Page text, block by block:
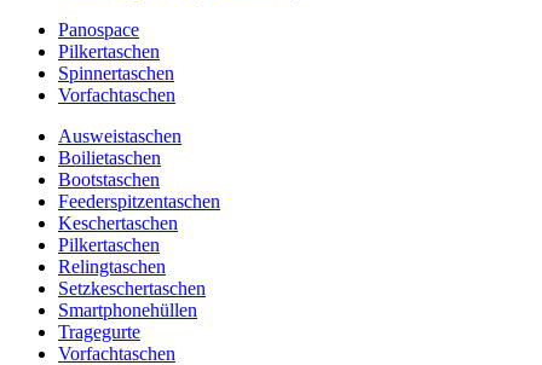
Panospace
Pilkertaschen
Spinnertaschen
Vorfachtaschen
Ausweistaschen
Boilietaschen
Bootstaschen
Feederspitzentaschen
Keschertaschen
Pilkertaschen
Relingtaschen
Setzkeschertaschen
Smartphonehüllen
Tragegurte
Vorfachtaschen